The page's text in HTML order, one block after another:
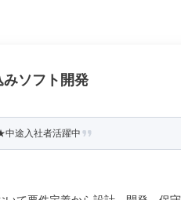
ソフト開発
途入社者活躍中